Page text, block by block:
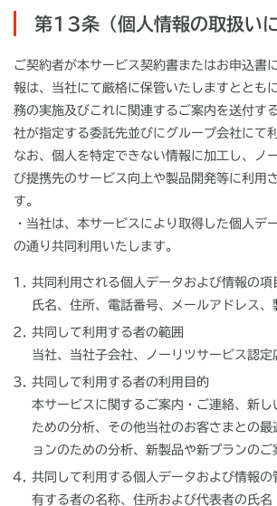
第13条（個人情報の取扱いに
ご契約者が本サービス契約書またはお申込書
報は、当社にて厳格に保管いたしますととも
務の実施及びこれに関連するご案内を送付す
社が指定する委託先並びにグループ会社にて
なお、個人を特定できない情報に加工し、ノ
び提携先のサービス向上や製品開発等に利用
す。
・当社は、本サービスにより取得した個人デ
の通り共同利用いたします。
共同利用される個人データおよび情報の項
氏名、住所、電話番号、メールアドレス、
共同して利用する者の範囲
当社、当社子会社、ノーリツサービス認定
共同して利用する者の利用目的
本サービスに関するご案内・ご連絡、新し
ための分析、その他当社のお客さまとの最
ョンのための分析、新製品や新プランのご
共同して利用する個人データおよび情報の
有する者の名称、住所および代表者の氏名